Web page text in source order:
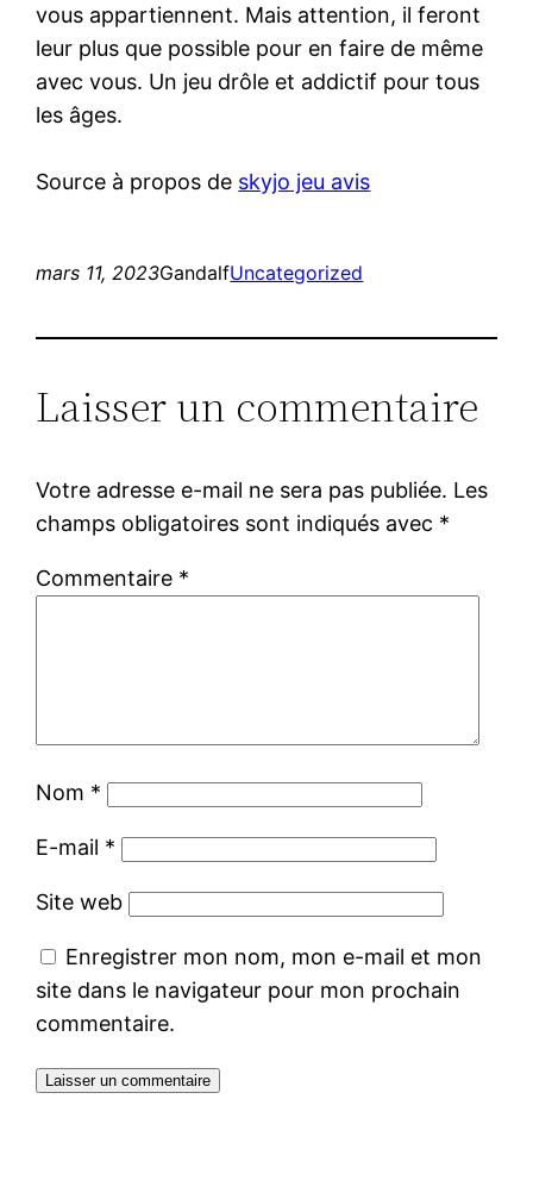
vous appartiennent. Mais attention, il feront
leur plus que possible pour en faire de même
avec vous. Un jeu drôle et addictif pour tous
les âges.
Source à propos de skyjo jeu avis
mars 11, 2023GandalfUncategorized
Laisser un commentaire
Votre adresse e-mail ne sera pas publiée. Les
champs obligatoires sont indiqués avec *
Commentaire *
Nom *
E-mail *
Site web
Enregistrer mon nom, mon e-mail et mon
site dans le navigateur pour mon prochain
commentaire.